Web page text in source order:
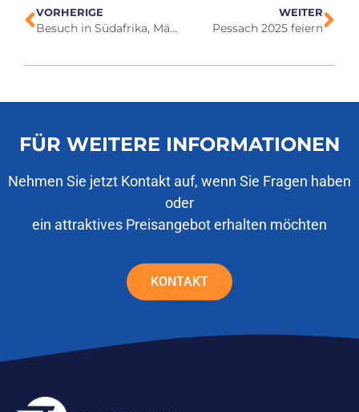
VORHERIGE
Besuch in Südafrika, März 2025
WEITER
Pessach 2025 feiern
FÜR WEITERE INFORMATIONEN
Nehmen Sie jetzt Kontakt auf, wenn Sie Fragen haben
oder
ein attraktives Preisangebot erhalten möchten
KONTAKT